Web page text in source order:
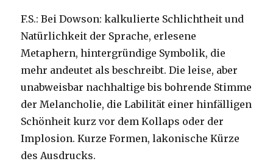
F.S.: Bei Dowson: kalkulierte Schlichtheit und
Natürlichkeit der Sprache, erlesene
Metaphern, hintergründige Symbolik, die
mehr andeutet als beschreibt. Die leise, aber
unabweisbar nachhaltige bis bohrende Stimme
der Melancholie, die Labilität einer hinfälligen
Schönheit kurz vor dem Kollaps oder der
Implosion. Kurze Formen, lakonische Kürze
des Ausdrucks.